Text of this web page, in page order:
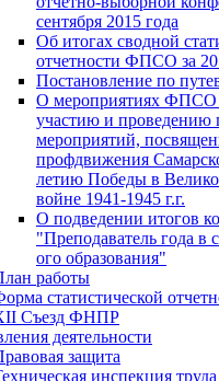
сентября 2015 года
Об итогах сводной
отчетности ФПСО за
Постановление по
О мероприятиях ФПСО
участию и проведению
мероприятий,
профдвижения
летию Победы в
войне 1941-1945 г.г.
О подведении итогов
"Преподаватель года в
ого образования"
работы
статистической
Съезд ФНПР
деятельности
защита
инспекция труда